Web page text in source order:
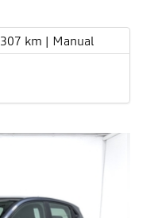
km | Manual